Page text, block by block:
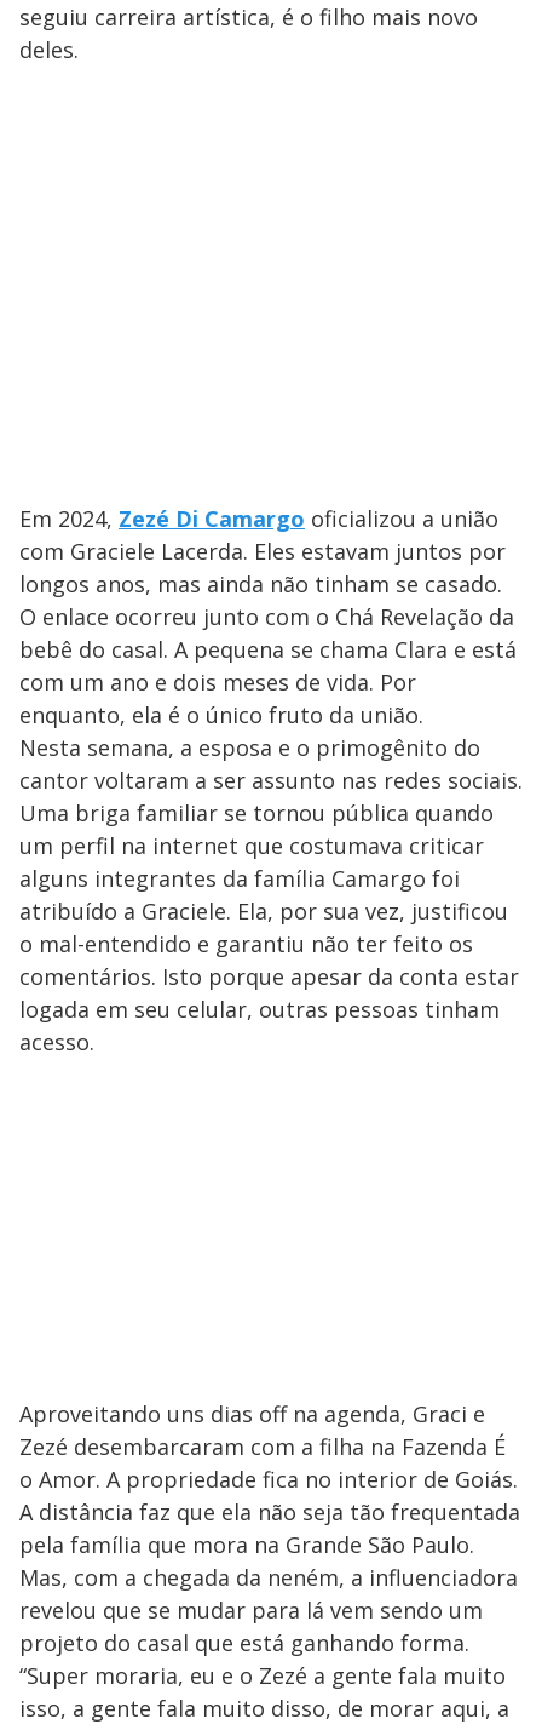
seguiu carreira artística, é o filho mais novo
deles.
Em 2024, Zezé Di Camargo oficializou a união
com Graciele Lacerda. Eles estavam juntos por
longos anos, mas ainda não tinham se casado.
O enlace ocorreu junto com o Chá Revelação da
bebê do casal. A pequena se chama Clara e está
com um ano e dois meses de vida. Por
enquanto, ela é o único fruto da união.
Nesta semana, a esposa e o primogênito do
cantor voltaram a ser assunto nas redes sociais.
Uma briga familiar se tornou pública quando
um perfil na internet que costumava criticar
alguns integrantes da família Camargo foi
atribuído a Graciele. Ela, por sua vez, justificou
o mal-entendido e garantiu não ter feito os
comentários. Isto porque apesar da conta estar
logada em seu celular, outras pessoas tinham
acesso.
Aproveitando uns dias off na agenda, Graci e
Zezé desembarcaram com a filha na Fazenda É
o Amor. A propriedade fica no interior de Goiás.
A distância faz que ela não seja tão frequentada
pela família que mora na Grande São Paulo.
Mas, com a chegada da neném, a influenciadora
revelou que se mudar para lá vem sendo um
projeto do casal que está ganhando forma.
“Super moraria, eu e o Zezé a gente fala muito
isso, a gente fala muito disso, de morar aqui, a